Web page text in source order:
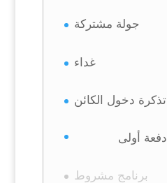
جولة مشتركة
غداء
تذكرة دخول الكائن
برنامج مشروط